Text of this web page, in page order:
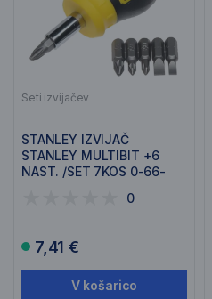
Seti izvijačev
STANLEY IZVIJAČ
STANLEY MULTIBIT +6
NAST. /SET 7KOS 0-66-
0
7,41 €
V košarico